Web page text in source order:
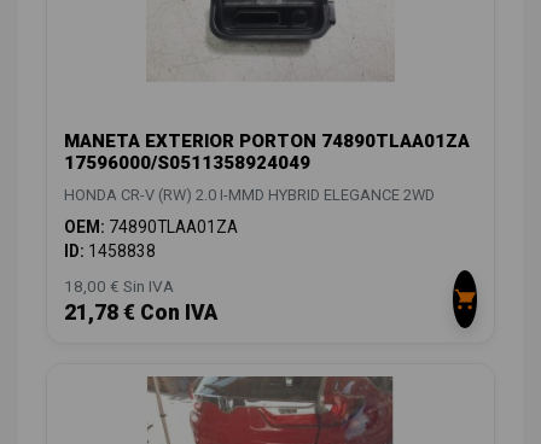
MANETA EXTERIOR PORTON 74890TLAA01ZA
17596000/S0511358924049
HONDA CR-V (RW) 2.0 I-MMD HYBRID ELEGANCE 2WD
OEM: 74890TLAA01ZA
ID: 1458838
18,00 € Sin IVA
21,78 € Con IVA